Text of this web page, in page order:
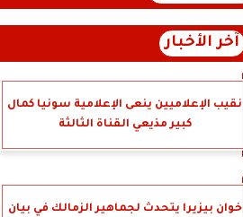
آخر الأخبار
نقيب الإعلاميين ينعى الإعلامية سونيا كمال
كبير مذيعي القناة الثالثة
خوان بيزيرا يتحدث لجماهير الزمالك في بيان